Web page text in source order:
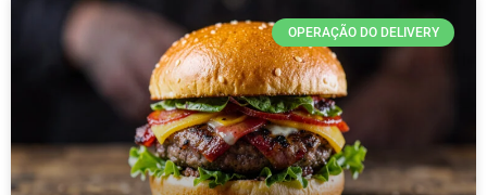
OPERAÇÃO DO DELIVERY